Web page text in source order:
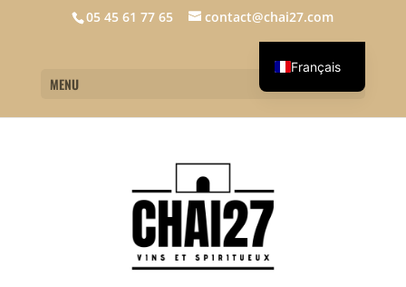
05 45 61 77 65 contact@chai27.com
MENU
Français
English